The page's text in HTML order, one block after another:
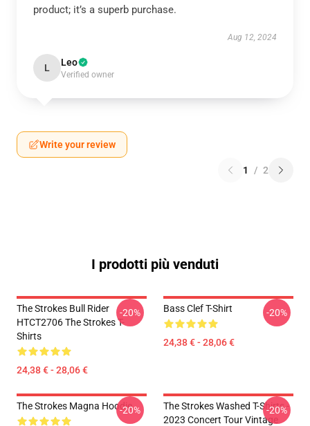
product; it’s a superb purchase.
Aug 12, 2024
L Leo
Verified owner
Write your review
1 / 2
I prodotti più venduti
The Strokes Bull Rider
HTCT2706 The Strokes T-
Shirts
24,38 € - 28,06 €
-20% Bass Clef T-Shirt
24,38 € - 28,06 €
-20%
The Strokes Magna Hoodie
-20%
The Strokes Washed T-Shirts -
2023 Concert Tour Vintage
-20%